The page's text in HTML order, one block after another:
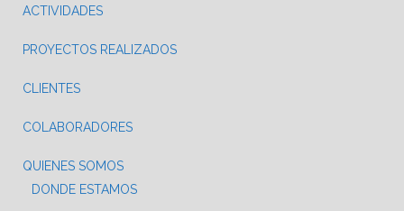
ACTIVIDADES
PROYECTOS REALIZADOS
CLIENTES
COLABORADORES
QUIENES SOMOS
DONDE ESTAMOS